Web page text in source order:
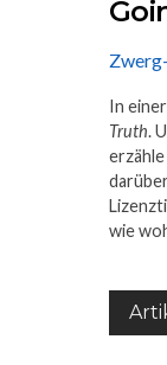
In
Truth.
wie